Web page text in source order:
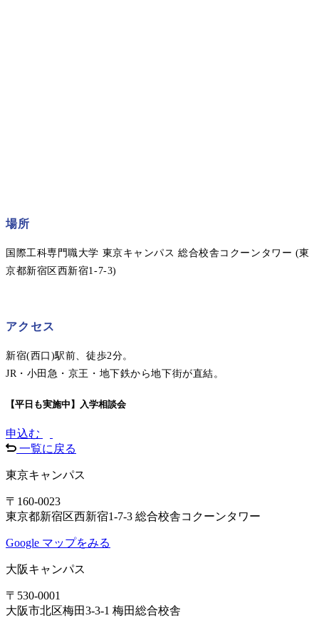
場所
国際工科専門職大学 東京キャンパス 総合校舎コクーンタワー (東
京都新宿区西新宿1-7-3)
アクセス
新宿(西口)駅前、徒歩2分。
JR・小田急・京王・地下鉄から地下街が直結。
【平日も実施中】入学相談会
申込む
一覧に戻る
東京キャンパス
〒160-0023
東京都新宿区西新宿1-7-3 総合校舎コクーンタワー
Google マップをみる
大阪キャンパス
〒530-0001
大阪市北区梅田3-3-1 梅田総合校舎